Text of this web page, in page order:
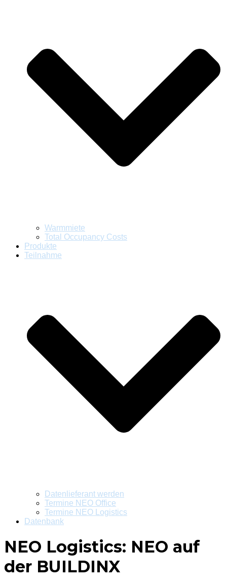
Warmmiete
Total Occupancy Costs
Produkte
Teilnahme
Datenlieferant werden
Termine NEO Office
Termine NEO Logistics
Datenbank
NEO Logistics: NEO auf
der BUILDINX